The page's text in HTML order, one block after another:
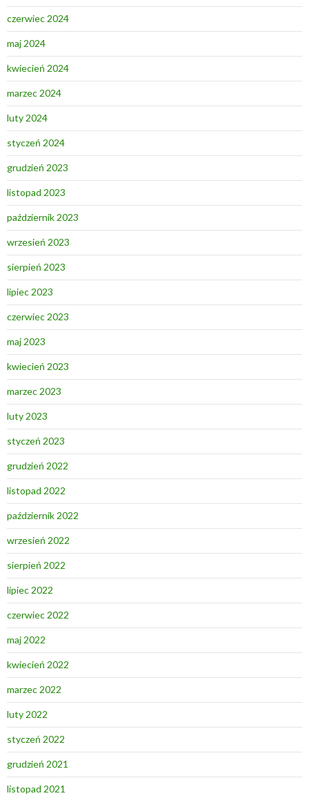
czerwiec 2024
maj 2024
kwiecień 2024
marzec 2024
luty 2024
styczeń 2024
grudzień 2023
listopad 2023
październik 2023
wrzesień 2023
sierpień 2023
lipiec 2023
czerwiec 2023
maj 2023
kwiecień 2023
marzec 2023
luty 2023
styczeń 2023
grudzień 2022
listopad 2022
październik 2022
wrzesień 2022
sierpień 2022
lipiec 2022
czerwiec 2022
maj 2022
kwiecień 2022
marzec 2022
luty 2022
styczeń 2022
grudzień 2021
listopad 2021